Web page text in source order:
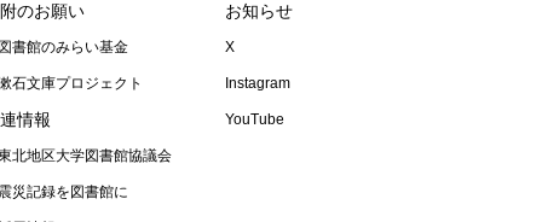
のお願い
図書館のみらい基金
石文庫プロジェクト
情報
北地区大学図書館協議会
震災記録を図書館に
お知らせ
X
Instagram
YouTube